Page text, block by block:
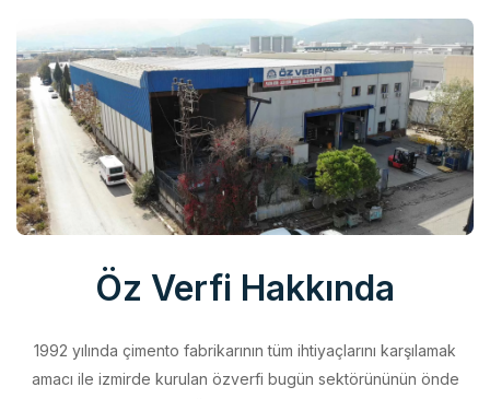
Öz Verfi Hakkında
1992 yılında çimento fabrikarının tüm ihtiyaçlarını karşılamak
gelen firmalarındandır. Özverfi 2000 m2si kapalı, 5000 m2 si
açık alana sahip olan yeni tesisinde son teknolojiye sahip